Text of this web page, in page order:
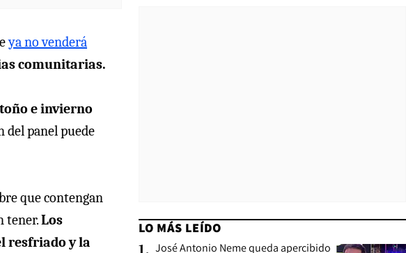
ya no venderá
comunitarias.
e invierno
del panel puede
que contengan
tener.Los
resfriado y la
LO MÁS LEÍDO
José Antonio Neme queda apercibido